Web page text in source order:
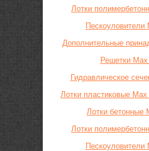
Лотки
Пескоуловители
Дополнительные
Решетки
Гидравлическое
Лотки пластиковые Max
Лотки бетонные
Лотки
Пескоуловители